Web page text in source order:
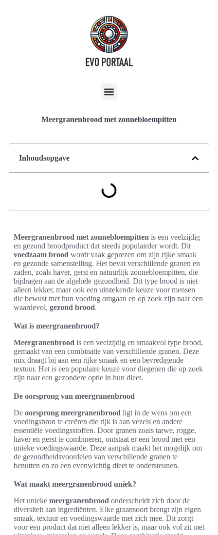
Meergranenbrood met zonnebloempitten
Inhoudsopgave
Meergranenbrood met zonnebloempitten is een veelzijdig
en gezond broodproduct dat steeds populairder wordt. Dit
voedzaam brood wordt vaak geprezen om zijn rijke smaak
en gezonde samenstelling. Het bevat verschillende granen en
zaden, zoals haver, gerst en natuurlijk zonnebloempitten, die
bijdragen aan de algehele gezondheid. Dit type brood is niet
alleen lekker, maar ook een uitstekende keuze voor mensen
die bewust met hun voeding omgaan en op zoek zijn naar een
waardevol, gezond brood.
Wat is meergranenbrood?
Meergranenbrood is een veelzijdig en smaakvol type brood,
gemaakt van een combinatie van verschillende granen. Deze
mix draagt bij aan een rijke smaak en een bevredigende
textuur. Het is een populaire keuze voor diegenen die op zoek
zijn naar een gezondere optie in hun dieet.
De oorsprong van meergranenbrood
De oorsprong meergranenbrood ligt in de wens om een
voedingsbron te creëren die rijk is aan vezels en andere
essentiële voedingsstoffen. Door granen zoals tarwe, rogge,
haver en gerst te combineren, ontstaat er een brood met een
unieke voedingswaarde. Deze aanpak maakt het mogelijk om
de gezondheidsvoordelen van verschillende granen te
benutten en zo een evenwichtig dieet te ondersteunen.
Wat maakt meergranenbrood uniek?
Het unieke meergranenbrood onderscheidt zich door de
diversiteit aan ingrediënten. Elke graansoort brengt zijn eigen
smaak, textuur en voedingswaarde met zich mee. Dit zorgt
voor een product dat niet alleen lekker is, maar ook vol zit met